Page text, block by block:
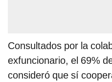
Consultados por la
exfuncionario, el 69%
consideró que sí